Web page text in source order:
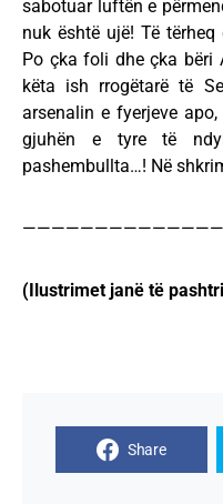
sabotuar luftën e
nuk është ujë! Të
Po çka foli dhe çka bëri
këta ish rrogëtarë të
arsenalin e fyerjeve
gjuhën e tyre të
pashembullta…! Në
(Ilustrimet janë të
Share